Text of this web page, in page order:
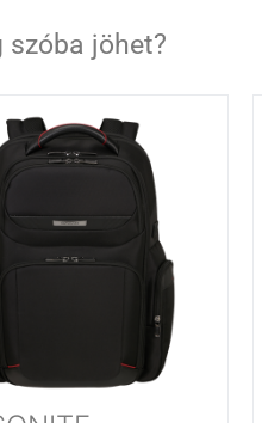
szóba jöhet?